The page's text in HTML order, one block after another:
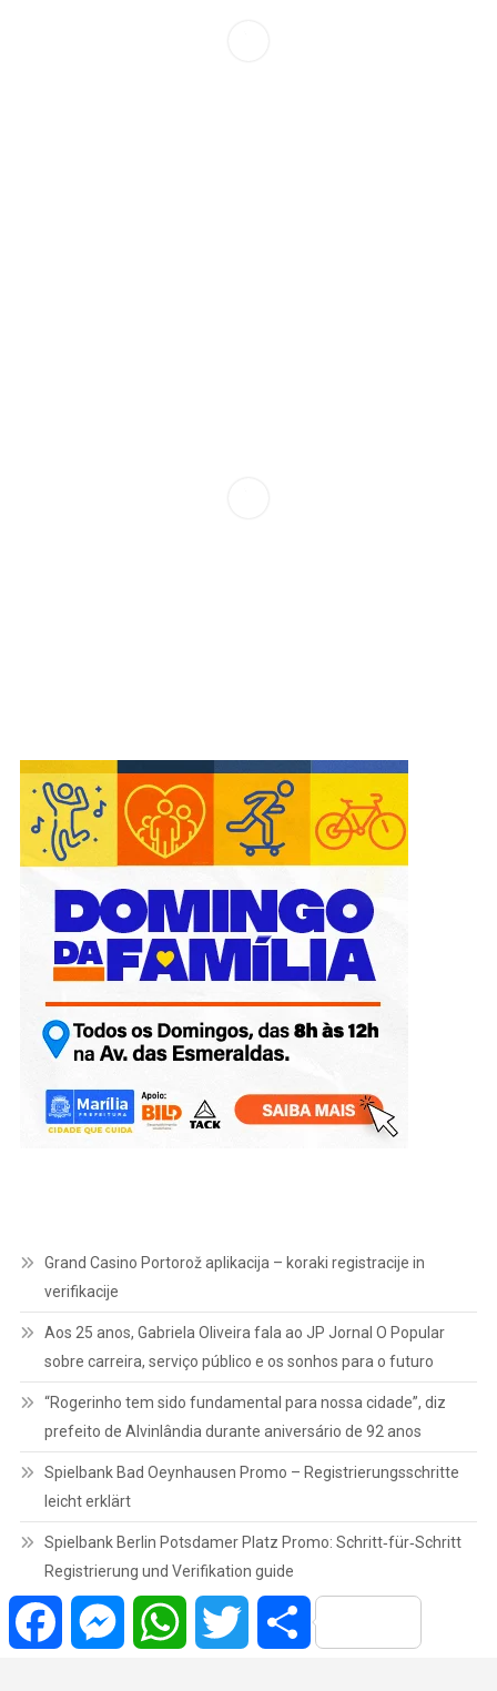
Grand Casino Portorož aplikacija – koraki registracije in
verifikacije
Aos 25 anos, Gabriela Oliveira fala ao JP Jornal O Popular
sobre carreira, serviço público e os sonhos para o futuro
“Rogerinho tem sido fundamental para nossa cidade”, diz
prefeito de Alvinlândia durante aniversário de 92 anos
Spielbank Bad Oeynhausen Promo – Registrierungsschritte
leicht erklärt
Spielbank Berlin Potsdamer Platz Promo: Schritt‑für‑Schritt
Registrierung und Verifikation guide
Facebook MessengerWhatsAppTwitter Share